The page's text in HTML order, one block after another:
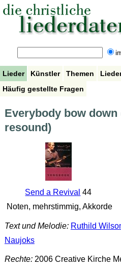
Lieder Künstler Themen
Häufig gestellte Fragen
Everybody bow down
resound)
Send a Revival 44
Noten, mehrstimmig, Akkorde
Text und Melodie: Ruthild
Naujoks
Rechte:2006 Creative Kirche